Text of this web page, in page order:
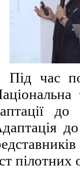
Під час
пілотних